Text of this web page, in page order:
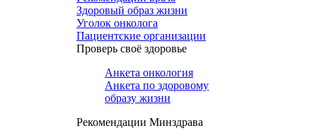
Здоровый образ жизни
Уголок онколога
Пациентские организации
Проверь своё здоровье
Анкета онкология
Анкета по здоровому
образу жизни
Рекомендации Минздрава